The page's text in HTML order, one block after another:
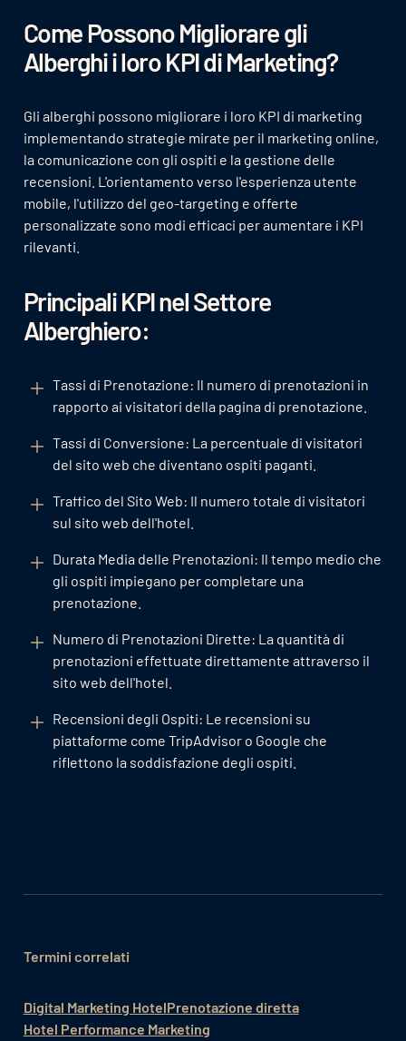
Come Possono Migliorare gli
Alberghi i loro KPI di Marketing?
Gli alberghi possono migliorare i loro KPI di marketing
implementando strategie mirate per il marketing online,
la comunicazione con gli ospiti e la gestione delle
recensioni. L'orientamento verso l'esperienza utente
mobile, l'utilizzo del geo-targeting e offerte
personalizzate sono modi efficaci per aumentare i KPI
rilevanti.
Principali KPI nel Settore
Alberghiero:
Tassi di Prenotazione: Il numero di prenotazioni in
rapporto ai visitatori della pagina di prenotazione.
Tassi di Conversione: La percentuale di visitatori
del sito web che diventano ospiti paganti.
Traffico del Sito Web: Il numero totale di visitatori
sul sito web dell'hotel.
Durata Media delle Prenotazioni: Il tempo medio che
gli ospiti impiegano per completare una
prenotazione.
Numero di Prenotazioni Dirette: La quantità di
prenotazioni effettuate direttamente attraverso il
sito web dell'hotel.
Recensioni degli Ospiti: Le recensioni su
piattaforme come TripAdvisor o Google che
riflettono la soddisfazione degli ospiti.
Termini correlati
Digital Marketing HotelPrenotazione diretta
Hotel Performance Marketing